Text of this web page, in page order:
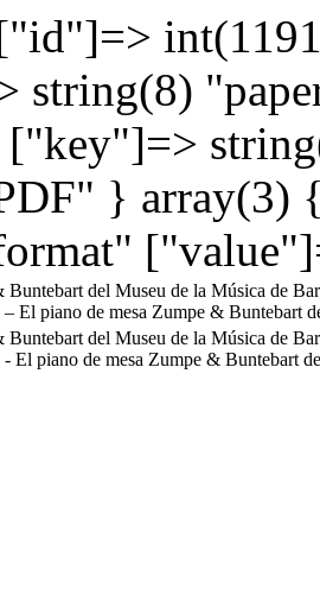
string(8)
["key"]=>
}
del Museu de la Música de
El piano de mesa Zumpe & Buntebart
del Museu de la Música de
El piano de mesa Zumpe & Buntebart